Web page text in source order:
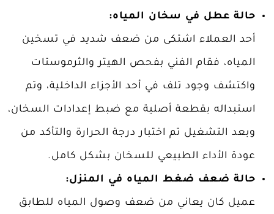
حالة عطل في سخان المياه:
أحد العملاء اشتكى من ضعف شديد في تسخين
المياه، فقام الفني بفحص الهيتر والثرموستات
واكتشف وجود تلف في أحد الأجزاء الداخلية، وتم
استبداله بقطعة أصلية مع ضبط إعدادات السخان،
وبعد التشغيل تم اختبار درجة الحرارة والتأكد من
عودة الأداء الطبيعي للسخان بشكل كامل.
حالة ضعف ضغط المياه في المنزل:
عميل كان يعاني من ضعف وصول المياه للطابق